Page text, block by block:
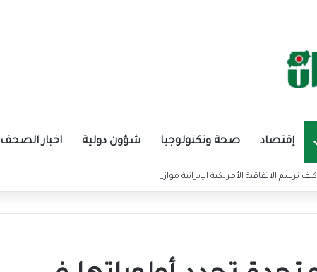
إقتصاد صحة وتكنولوجيا شؤون دولية اخبار الصحف
ترسم الاتفاقية الأمريكية الإيرانية موازين القوى بالمنطقة؟